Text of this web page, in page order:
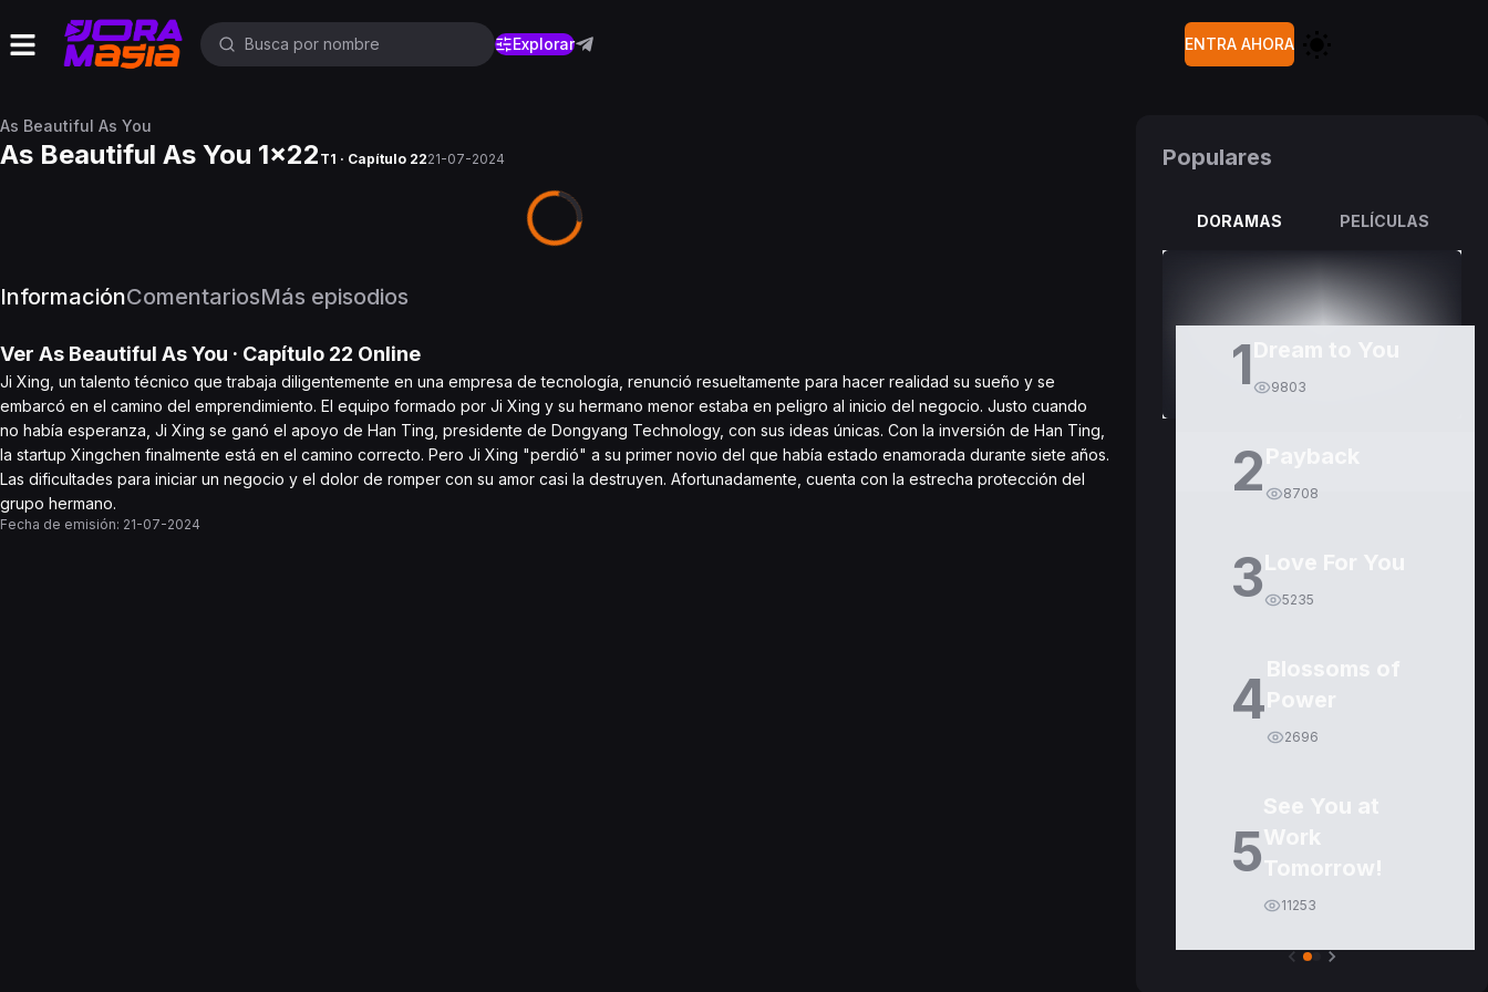
Explorar ENTRA AHORA
As Beautiful As You
As Beautiful As You 1x22 T1 · Capítulo 2221-07-2024
InformaciónComentariosMás episodios
Ver As Beautiful As You · Capítulo 22 Online
Ji Xing, un talento técnico que trabaja diligentemente en una empresa de tecnología, renunció resueltamente para hacer realidad su sueño y se
embarcó en el camino del emprendimiento. El equipo formado por Ji Xing y su hermano menor estaba en peligro al inicio del negocio. Justo cuando
no había esperanza, Ji Xing se ganó el apoyo de Han Ting, presidente de Dongyang Technology, con sus ideas únicas. Con la inversión de Han Ting,
la startup Xingchen finalmente está en el camino correcto. Pero Ji Xing "perdió" a su primer novio del que había estado enamorada durante siete años.
Las dificultades para iniciar un negocio y el dolor de romper con su amor casi la destruyen. Afortunadamente, cuenta con la estrecha protección del
grupo hermano.
Fecha de emisión: 21-07-2024
Populares
DORAMAS PELÍCULAS
1 9803
2 8708
3 5235
4
2696
5
11253